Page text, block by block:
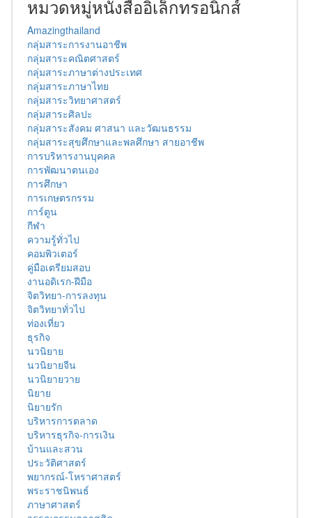
หมวดหมู่หนังสืออิเล็กทรอนิกส์
Amazingthailand
กลุ่มสาระการงานอาชีพ
กลุ่มสาระคณิตศาสตร์
กลุ่มสาระภาษาต่างประเทศ
กลุ่มสาระภาษาไทย
กลุ่มสาระวิทยาศาสตร์
กลุ่มสาระศิลปะ
กลุ่มสาระสังคม ศาสนา และวัฒนธรรม
กลุ่มสาระสุขศึกษาและพลศึกษา สายอาชีพ
การบริหารงานบุคคล
การพัฒนาตนเอง
การศึกษา
การเกษตรกรรม
การ์ตูน
กีฬา
ความรู้ทั่วไป
คอมพิวเตอร์
คู่มือเตรียมสอบ
งานอดิเรก-ฝีมือ
จิตวิทยา-การลงทุน
จิตวิทยาทั่วไป
ท่องเที่ยว
ธุรกิจ
นวนิยาย
นวนิยายจีน
นวนิยายวาย
นิยาย
นิยายรัก
บริหารการตลาด
บริหารธุรกิจ-การเงิน
บ้านและสวน
ประวัติศาสตร์
พยากรณ์-โหราศาสตร์
พระราชนิพนธ์
ภาษาศาสตร์